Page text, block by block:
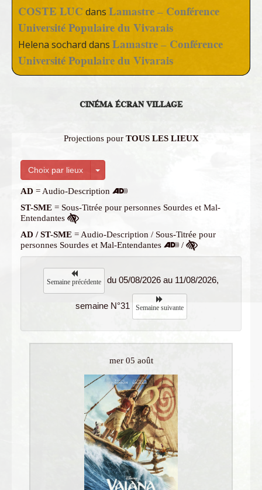
COSTE LUC dans Lamastre – Conférence
Université Populaire du Vivarais
Helena sochard dans Lamastre – Conférence
Université Populaire du Vivarais
CINÉMA ÉCRAN VILLAGE